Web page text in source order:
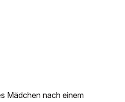
Mädchen nach einem